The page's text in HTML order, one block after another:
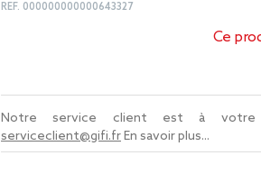
REF. 000000000000643327
Ce
Notre service client est à
serviceclient@gifi.frEn savoir plus...